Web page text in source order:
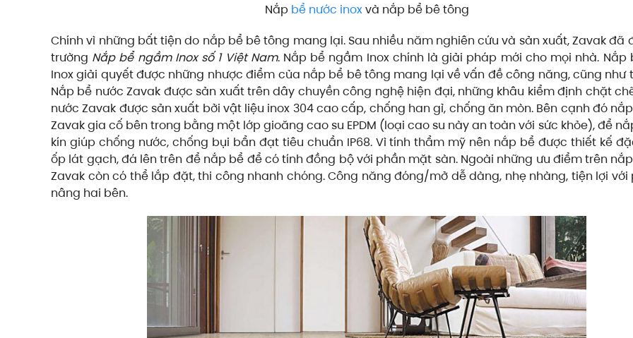
Nắp bể nước inoxvà nắp bể bê tông
Chính vì những bất tiện do nắp bể bê tông mang lại. Sau nhiều năm nghiên cứu và sản xuất, Zavak đã
trường Nắp bể ngầm Inox số 1 Việt Nam. Nắp bể ngầm Inox chính là giải pháp mới cho mọi nhà. Nắp
Inox giải quyết được những nhược điểm của nắp bể bê tông mang lại về vấn đề công năng, cũng như
Nắp bể nước Zavak được sản xuất trên dây chuyền công nghệ hiện đại, những khâu kiểm định chặt
nước Zavak được sản xuất bởi vật liệu inox 304 cao cấp, chống han gỉ, chống ăn mòn. Bên cạnh đó
Zavak gia cố bên trong bằng một lớp gioăng cao su EPDM (loại cao su này an toàn với sức khỏe), để
kín giúp chống nước, chống bụi bẩn đạt tiêu chuẩn IP68. Vì tính thẩm mỹ nên nắp bể được thiết kế
ốp lát gạch, đá lên trên để nắp bể để có tính đồng bộ với phần mặt sàn. Ngoài những ưu điểm trên
Zavak còn có thể lắp đặt, thi công nhanh chóng. Công năng đóng/mở dễ dàng, nhẹ nhàng, tiện lợi
nâng hai bên.